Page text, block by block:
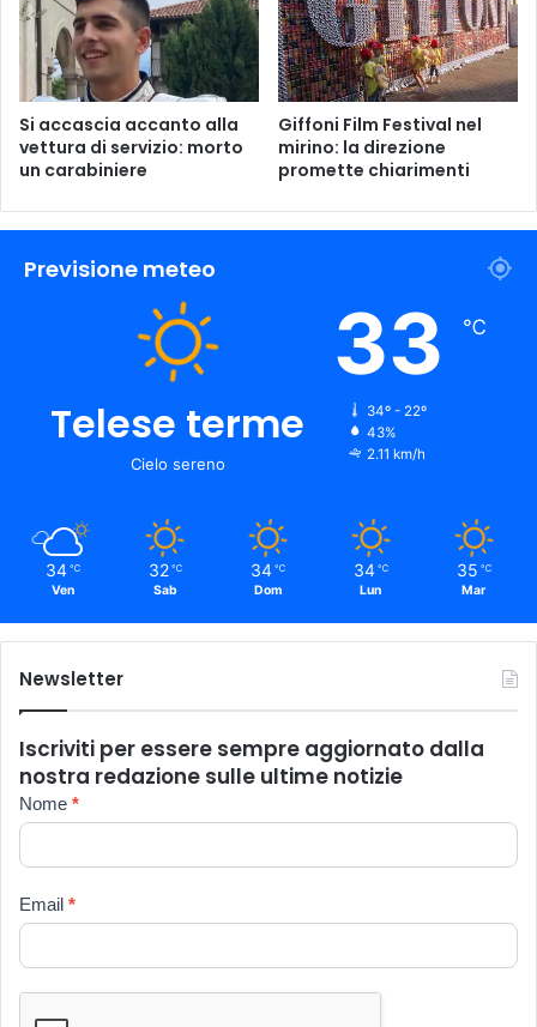
Si accascia accanto alla
vettura di servizio: morto
un carabiniere
Giffoni Film Festival nel
mirino: la direzione
promette chiarimenti
Previsione meteo
Telese terme
Cielo sereno
33 ℃
34º - 22º
43%
2.11 km/h
34 ℃
Ven
32 ℃
Sab
34 ℃
Dom
34 ℃
Lun
35 ℃
Mar
Newsletter
Iscriviti per essere sempre aggiornato dalla
nostra redazione sulle ultime notizie
Newsletter
Nome *
Email *